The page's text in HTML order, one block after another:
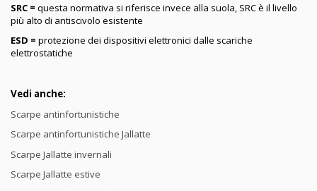
SRC = questa normativa si riferisce invece alla suola, SRC è il livello
più alto di antiscivolo esistente
ESD = protezione dei dispositivi elettronici dalle scariche
elettrostatiche
Vedi anche:
Scarpe antinfortunistiche
Scarpe antinfortunistiche Jallatte
Scarpe Jallatte invernali
Scarpe Jallatte estive